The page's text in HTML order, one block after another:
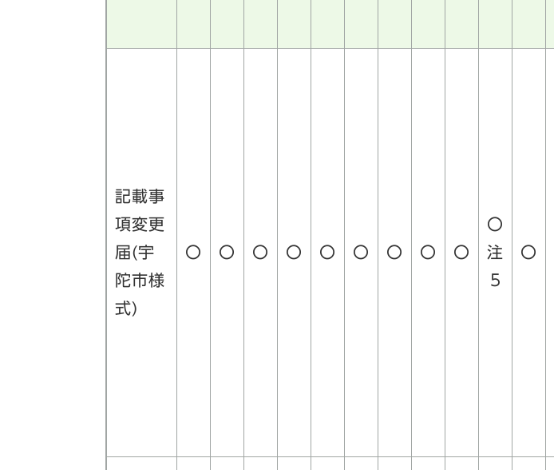
記載事
項変更
届(宇
陀市様
式)
〇 〇 〇 〇 〇 〇 〇 〇 〇
〇
注
5
〇